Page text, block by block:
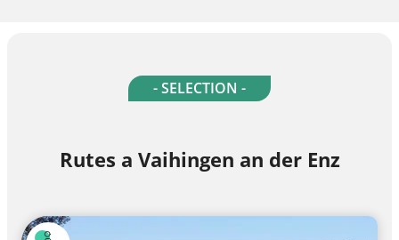
- SELECTION -
Rutes a Vaihingen an der Enz